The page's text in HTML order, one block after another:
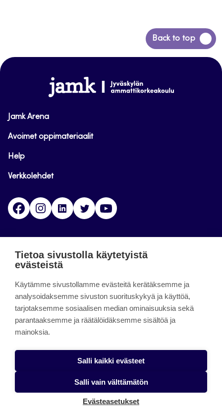
Back to top
Siirry
takaisin
www.jamk.fi
Jamk Arena
Avoimet oppimateriaalit
Help
Verkkolehdet
FacebookInstagramLinkedinTwitter
päättynyt 11.9.2023.
About the site
Käyttöehdot
Alasottoilmoitus
Tietoa sivustolla käytetyistä
evästeistä
Käytämme sivustollamme evästeitä kerätäksemme ja
analysoidaksemme sivuston suorituskykyä ja käyttöä,
tarjotaksemme sosiaalisen median ominaisuuksia sekä
parantaaksemme ja räätälöidäksemme sisältöä ja
mainoksia.
Salli kaikki evästeet
Salli vain välttämätön
Evästeasetukset